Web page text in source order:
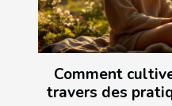
Comment
travers des